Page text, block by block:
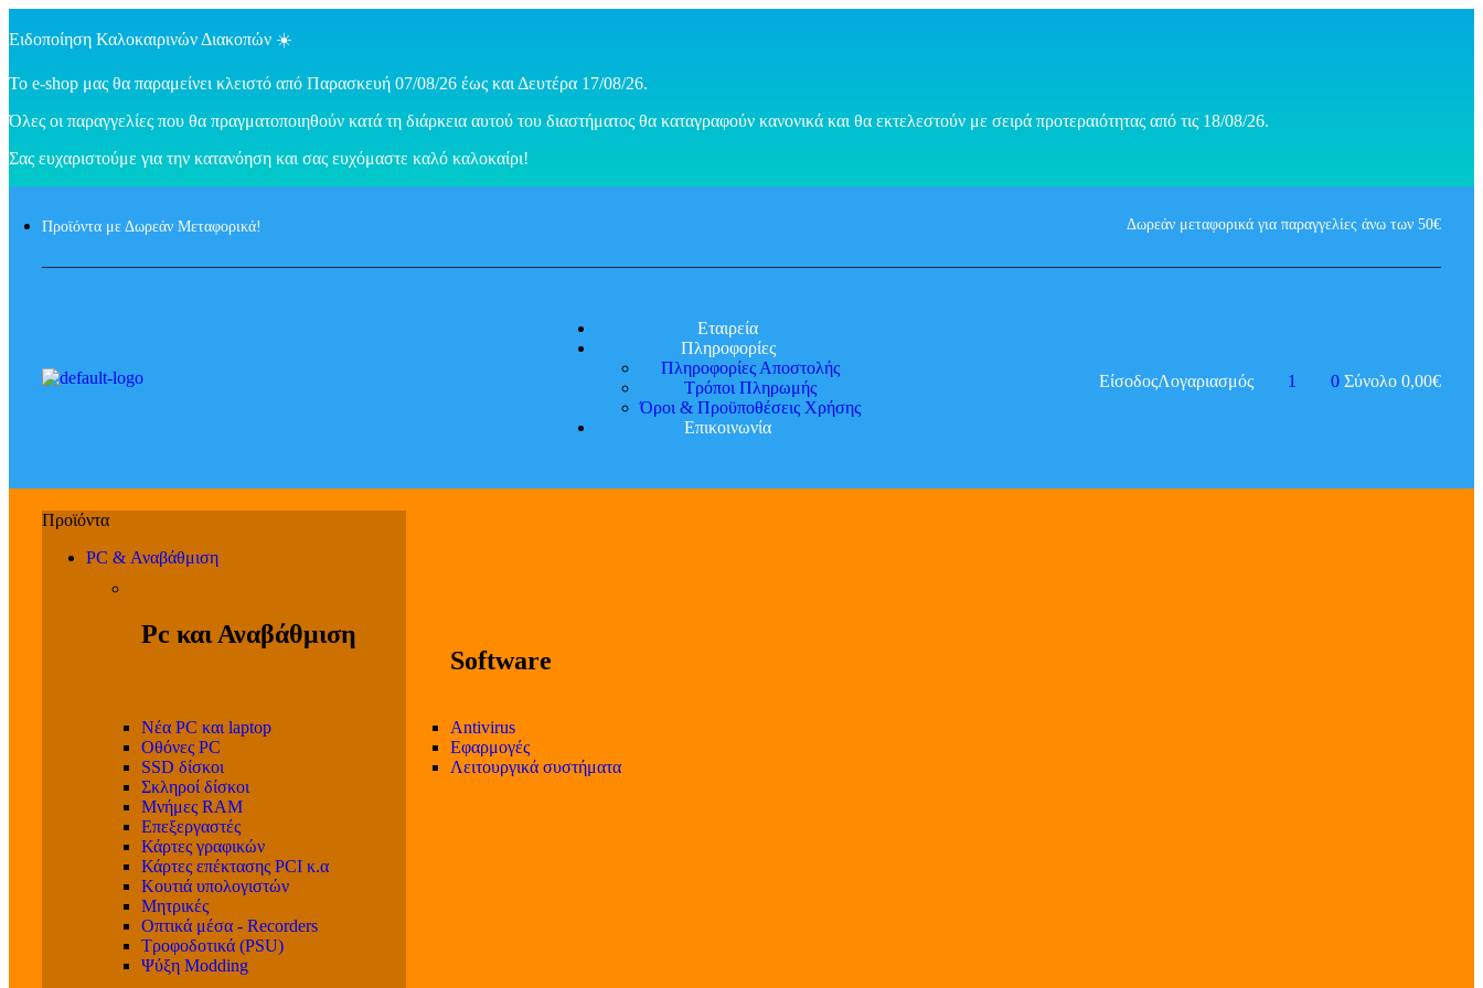
Ειδοποίηση Καλοκαιρινών Διακοπών ☀️
Το e-shop μας θα παραμείνει κλειστό από Παρασκευή 07/08/26 έως και Δευτέρα 17/08/26.
Όλες οι παραγγελίες που θα πραγματοποιηθούν κατά τη διάρκεια αυτού του διαστήματος θα καταγραφούν κανονικά και θα εκτελεστούν με σειρά προτεραιότητας από τις 18/08/26.
Σας ευχαριστούμε για την κατανόηση και σας ευχόμαστε καλό καλοκαίρι!
Προϊόντα με Δωρεάν Μεταφορικά! Δωρεάν μεταφορικά για παραγγελίες άνω των 50€
Εταιρεία
Πληροφορίες
Πληροφορίες Αποστολής
Τρόποι Πληρωμής
Όροι & Προϋποθέσεις Χρήσης
Επικοινωνία
ΕίσοδοςΛογαριασμός 1 0 Σύνολο 0,00€
PC & Αναβάθμιση
Pc και Αναβάθμιση
Software
Νέα PC και laptop
Οθόνες PC
SSD δίσκοι
Σκληροί δίσκοι
Μνήμες RAM
Επεξεργαστές
Κάρτες γραφικών
Κάρτες επέκτασης PCI κ.α
Κουτιά υπολογιστών
Μητρικές
Οπτικά μέσα - Recorders
Τροφοδοτικά (PSU)
Ψύξη Modding
Antivirus
Εφαρμογές
Λειτουργικά συστήματα